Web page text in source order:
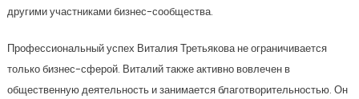
другими участниками бизнес-сообщества.
Профессиональный успех Виталия Третьякова не ограничивается
только бизнес-сферой. Виталий также активно вовлечен в
общественную деятельность и занимается благотворительностью. Он